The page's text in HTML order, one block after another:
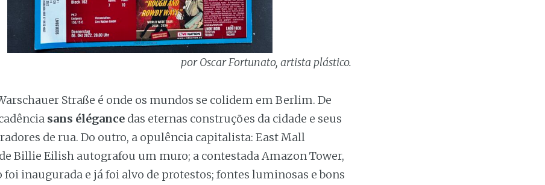
por Oscar Fortunato, artista plástico.
Straße é onde os mundos se colidem em Berlim. De
sans élégance das eternas construções da cidade e seus
de rua. Do outro, a opulência capitalista: East Mall
Billie Eilish autografou um muro; a contestada Amazon Tower,
foi inaugurada e já foi alvo de protestos; fontes luminosas e bons